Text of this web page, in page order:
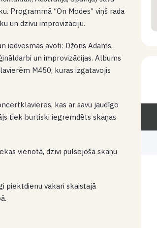
Programmā “On Modes” viņš rada
un dzīvu improvizāciju.
iedvesmas avoti: Džons Adams,
un improvizācijas. Albums
M450, kuras izgatavojis
kas ar savu jaudīgo
tiek burtiski iegremdēts skaņas
vienotā, dzīvi pulsējošā skaņu
piektdienu vakari skaistajā